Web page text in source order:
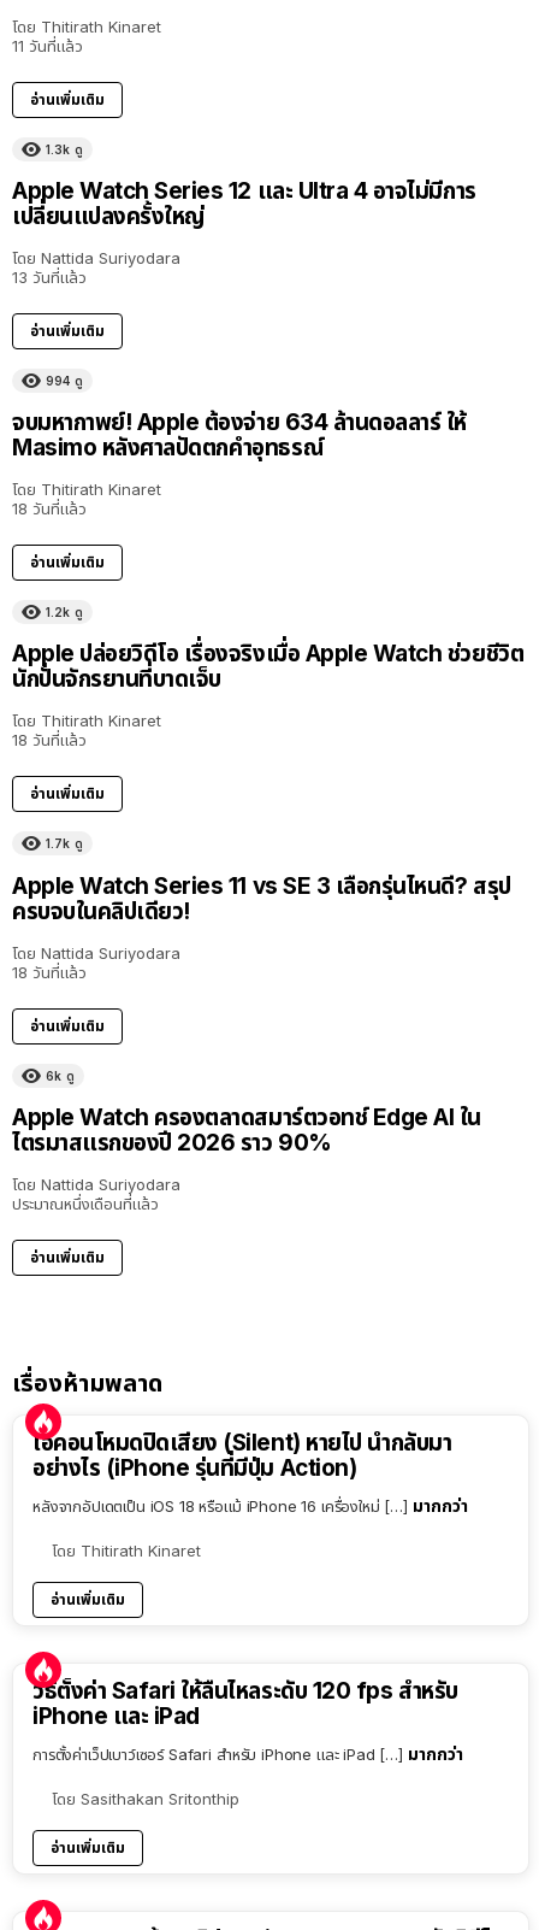
โดย Thitirath Kinaret
11 วันที่แล้ว
อ่านเพิ่มเติม
1.3k ดู
Apple Watch Series 12 และ Ultra 4 อาจไม่มีการ
เปลี่ยนแปลงครั้งใหญ่
โดย Nattida Suriyodara
13 วันที่แล้ว
อ่านเพิ่มเติม
994 ดู
จบมหากาพย์! Apple ต้องจ่าย 634 ล้านดอลลาร์ ให้
Masimo หลังศาลปัดตกคำอุทธรณ์
โดย Thitirath Kinaret
18 วันที่แล้ว
อ่านเพิ่มเติม
1.2k ดู
Apple ปล่อยวิดีโอ เรื่องจริงเมื่อ Apple Watch ช่วยชีวิต
นักปั่นจักรยานที่บาดเจ็บ
โดย Thitirath Kinaret
18 วันที่แล้ว
อ่านเพิ่มเติม
1.7k ดู
Apple Watch Series 11 vs SE 3 เลือกรุ่นไหนดี? สรุป
ครบจบในคลิปเดียว!
โดย Nattida Suriyodara
18 วันที่แล้ว
อ่านเพิ่มเติม
6k ดู
Apple Watch ครองตลาดสมาร์ตวอทช์ Edge AI ใน
ไตรมาสแรกของปี 2026 ราว 90%
โดย Nattida Suriyodara
ประมาณหนึ่งเดือนที่แล้ว
อ่านเพิ่มเติม
เรื่องห้ามพลาด
ไอคอนโหมดปิดเสียง (Silent) หายไป นำกลับมา
อย่างไร (iPhone รุ่นที่มีปุ่ม Action)
หลังจากอัปเดตเป็น iOS 18 หรือแม้ iPhone 16 เครื่องใหม่ […] มากกว่า
โดย Thitirath Kinaret
อ่านเพิ่มเติม
วิธีตั้งค่า Safari ให้ลื่นไหลระดับ 120 fps สำหรับ
iPhone และ iPad
การตั้งค่าเว็ปเบาว์เซอร์ Safari สำหรับ iPhone และ iPad […] มากกว่า
โดย Sasithakan Sritonthip
อ่านเพิ่มเติม